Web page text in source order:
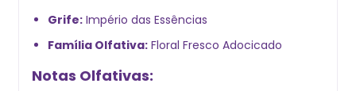
Grife: Império das Essências
Família Olfativa: Floral Fresco Adocicado
Notas Olfativas: